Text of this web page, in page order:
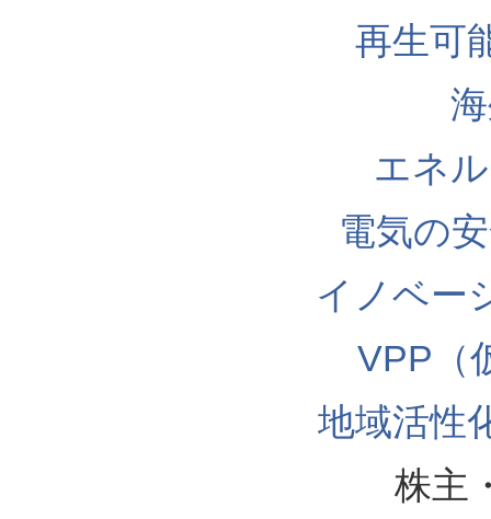
再生可
エネ
電気の
イノベー
VPP（
地域活性
株主